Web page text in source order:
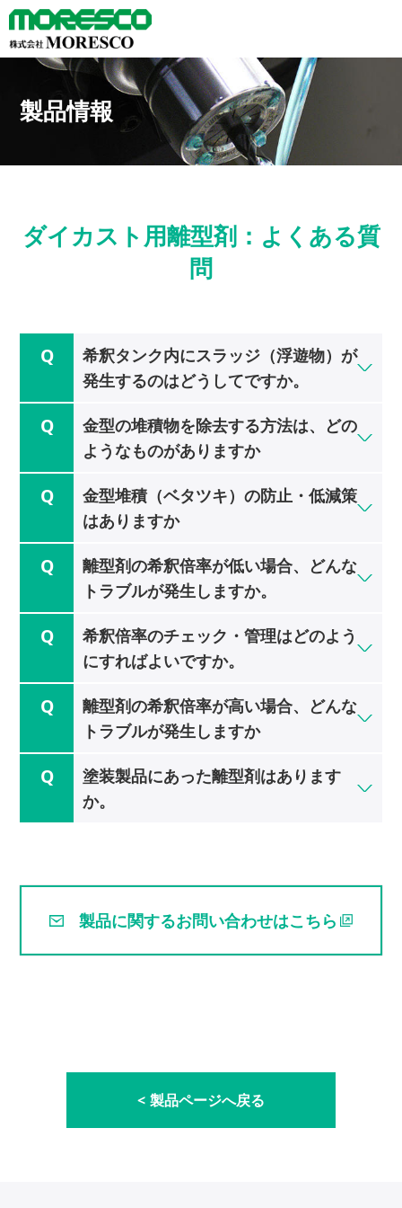
製品情報
ダイカスト用離型剤：よくある質
問
希釈タンク内にスラッジ（浮遊物）が
発生するのはどうしてですか。
金型の堆積物を除去する方法は、どの
ようなものがありますか
金型堆積（ベタツキ）の防止・低減策
はありますか
離型剤の希釈倍率が低い場合、どんな
トラブルが発生しますか。
希釈倍率のチェック・管理はどのよう
にすればよいですか。
離型剤の希釈倍率が高い場合、どんな
トラブルが発生しますか
塗装製品にあった離型剤はあります
か。
製品に関するお問い合わせはこちら
製品ページへ戻る